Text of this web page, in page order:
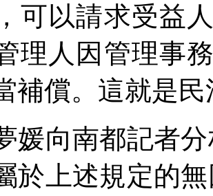
可以請求受益
理人因管理事
補償。這就是
向南都記者分
於上述規定的